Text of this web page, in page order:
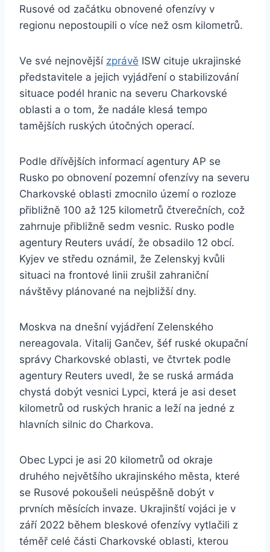
Rusové od začátku obnovené ofenzívy v
regionu nepostoupili o více než osm kilometrů.
Ve své nejnovější zprávě ISW cituje ukrajinské
představitele a jejich vyjádření o stabilizování
situace podél hranic na severu Charkovské
oblasti a o tom, že nadále klesá tempo
tamějších ruských útočných operací.
Podle dřívějších informací agentury AP se
Rusko po obnovení pozemní ofenzívy na severu
Charkovské oblasti zmocnilo území o rozloze
přibližně 100 až 125 kilometrů čtverečních, což
zahrnuje přibližně sedm vesnic. Rusko podle
agentury Reuters uvádí, že obsadilo 12 obcí.
Kyjev ve středu oznámil, že Zelenskyj kvůli
situaci na frontové linii zrušil zahraniční
návštěvy plánované na nejbližší dny.
Moskva na dnešní vyjádření Zelenského
nereagovala. Vitalij Gančev, šéf ruské okupační
správy Charkovské oblasti, ve čtvrtek podle
agentury Reuters uvedl, že se ruská armáda
chystá dobýt vesnici Lypci, která je asi deset
kilometrů od ruských hranic a leží na jedné z
hlavních silnic do Charkova.
Obec Lypci je asi 20 kilometrů od okraje
druhého největšího ukrajinského města, které
se Rusové pokoušeli neúspěšně dobýt v
prvních měsících invaze. Ukrajinští vojáci je v
září 2022 během bleskové ofenzívy vytlačili z
téměř celé části Charkovské oblasti, kterou